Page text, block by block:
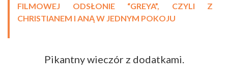
FILMOWEJ ODSŁONIE “GREYA”, CZYLI Z
CHRISTIANEM I ANĄ W JEDNYM POKOJU
Pikantny wieczór z dodatkami.